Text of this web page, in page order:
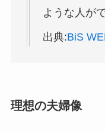
ような人が
出典:BiS
理想の夫婦像